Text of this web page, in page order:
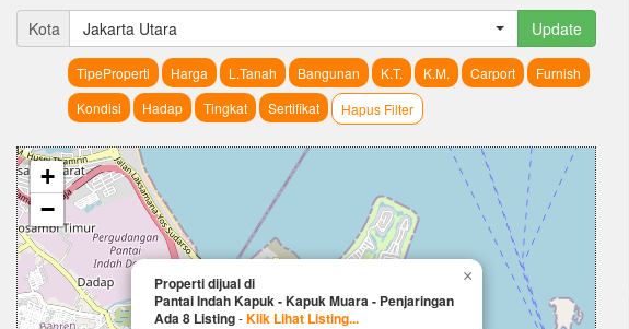
Kota Jakarta Utara Update
TipeProperti Harga L.Tanah Bangunan K.T. K.M. Carport
Furnish
Kondisi
Hadap Tingkat Sertifikat Hapus Filter
Properti dijual di
Pantai Indah Kapuk - Kapuk Muara - Penjaringan
Ada 8 Listing-Klik Lihat Listing...
×
+
−